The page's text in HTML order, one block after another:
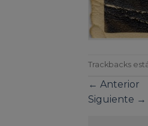
Trackbacks
← Anterior
Siguiente →